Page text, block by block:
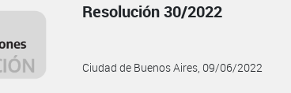
Resolución 30/2022
Ciudad de Buenos Aires, 09/06/2022